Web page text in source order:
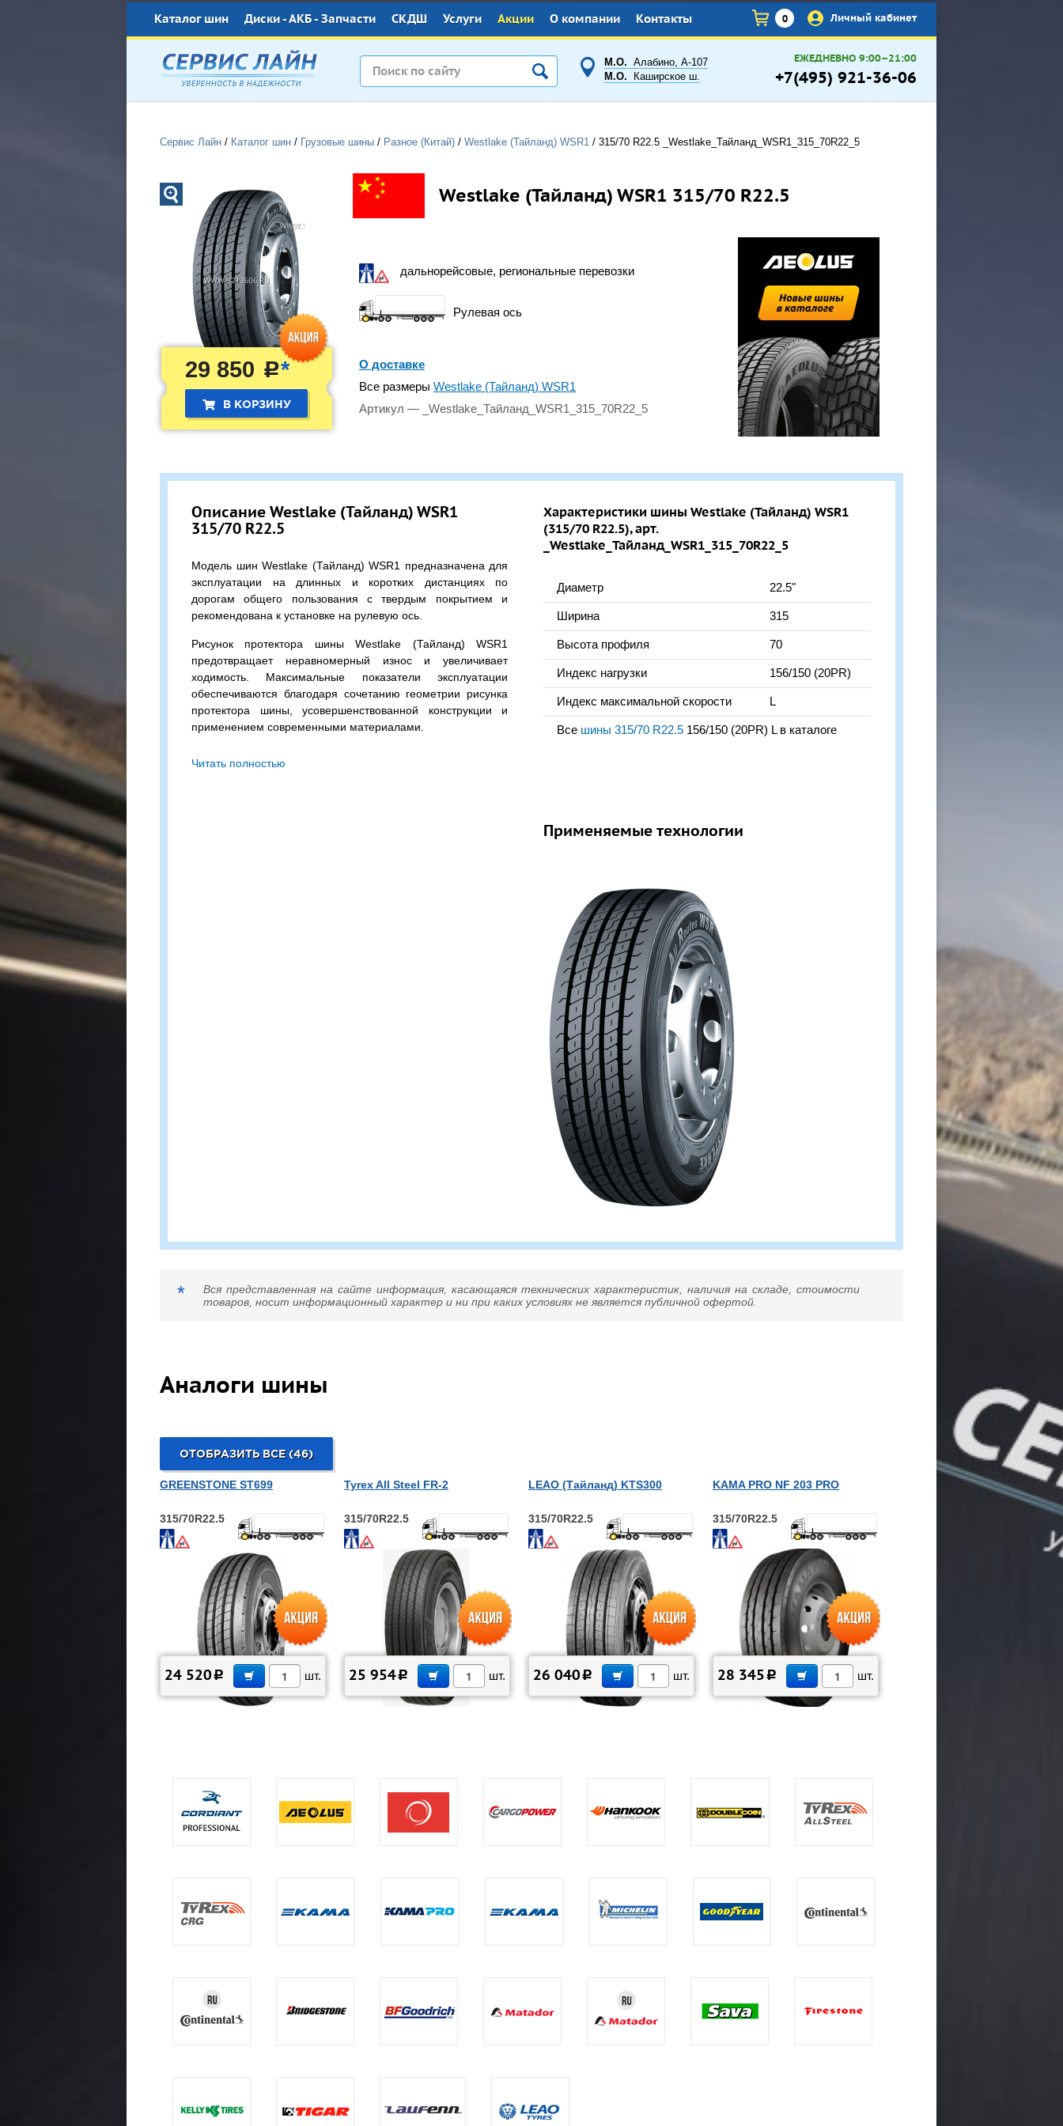
×
Каталог шин Диски - АКБ - Запчасти СКДШ Услуги Акции О компании Контакты 0 Личный кабинет
М.О. Алабино, А-107
М.О. Каширское ш.
ЕЖЕДНЕВНО 9:00–21:00
+7(495) 921-36-06
Сервис Лайн / Каталог шин / Грузовые шины / Разное (Китай) / Westlake (Тайланд) WSR1 / 315/70 R22.5 _Westlake_Тайланд_WSR1_315_70R22_5
29 850 c*
В КОРЗИНУ
Westlake (Тайланд) WSR1 315/70 R22.5
дальнорейсовые, региональные перевозки
Рулевая ось
О доставке
Все размеры Westlake (Тайланд) WSR1
Артикул — _Westlake_Тайланд_WSR1_315_70R22_5
Описание Westlake (Тайланд) WSR1
315/70 R22.5
Модель шин Westlake (Тайланд) WSR1 предназначена для
эксплуатации на длинных и коротких дистанциях по
дорогам общего пользования с твердым покрытием и
рекомендована к установке на рулевую ось.
Рисунок протектора шины Westlake (Тайланд) WSR1
предотвращает неравномерный износ и увеличивает
ходимость. Максимальные показатели эксплуатации
обеспечиваются благодаря сочетанию геометрии рисунка
протектора шины, усовершенствованной конструкции и
применением современными материалами.
Читать полностью
Характеристики шины Westlake (Тайланд) WSR1
(315/70 R22.5), арт.
_Westlake_Тайланд_WSR1_315_70R22_5
Диаметр 22.5"
Ширина 315
Высота профиля 70
Индекс нагрузки 156/150 (20PR)
Индекс максимальной скорости L
Все шины 315/70 R22.5 156/150 (20PR) L в каталоге
Применяемые технологии
*
Вся представленная на сайте информация, касающаяся технических характеристик, наличия на складе, стоимости
товаров, носит информационный характер и ни при каких условиях не является публичной офертой.
Аналоги шины
ОТОБРАЗИТЬ ВСЕ (46)
GREENSTONE ST699
315/70R22.5
В КОРЗИНУ
24 520 c шт.
Tyrex All Steel FR-2
315/70R22.5
В КОРЗИНУ
25 954c шт.
LEAO (Тайланд) KTS300
315/70R22.5
В КОРЗИНУ
26 040 c шт.
KAMA PRO NF 203 PRO
315/70R22.5
В КОРЗИНУ
28 345 c шт.